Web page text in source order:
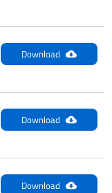
Download
Download
Download